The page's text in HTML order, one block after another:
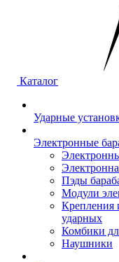
Каталог
Ударные
Электронные
Пэды
Модули
Крепления
ударных
Комбики
Наушники